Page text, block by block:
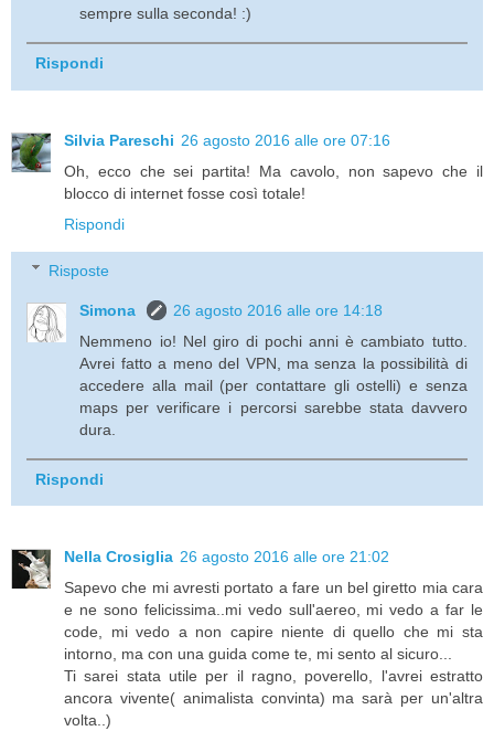
sempre sulla seconda! :)
Rispondi
Silvia Pareschi 26 agosto 2016 alle ore 07:16
Oh, ecco che sei partita! Ma cavolo, non sapevo che il
blocco di internet fosse così totale!
Rispondi
Risposte
Simona
26 agosto 2016 alle ore 14:18
Nemmeno io! Nel giro di pochi anni è cambiato tutto.
Avrei fatto a meno del VPN, ma senza la possibilità di
accedere alla mail (per contattare gli ostelli) e senza
maps per verificare i percorsi sarebbe stata davvero
dura.
Rispondi
Nella Crosiglia 26 agosto 2016 alle ore 21:02
Sapevo che mi avresti portato a fare un bel giretto mia cara
e ne sono felicissima..mi vedo sull'aereo, mi vedo a far le
code, mi vedo a non capire niente di quello che mi sta
intorno, ma con una guida come te, mi sento al sicuro...
Ti sarei stata utile per il ragno, poverello, l'avrei estratto
ancora vivente( animalista convinta) ma sarà per un'altra
volta..)